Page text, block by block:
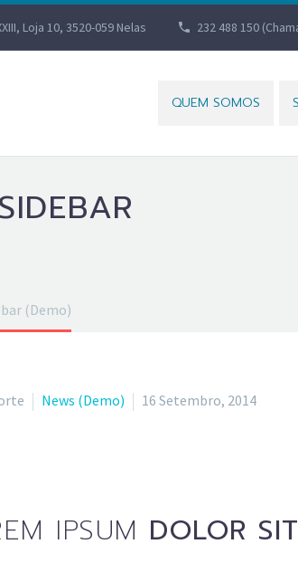
Loja 10, 3520-059 Nelas 232 488 150
QUEM SOMOS
(Demo)
News (Demo) 16 Setembro, 2014
IPSUM DOLOR